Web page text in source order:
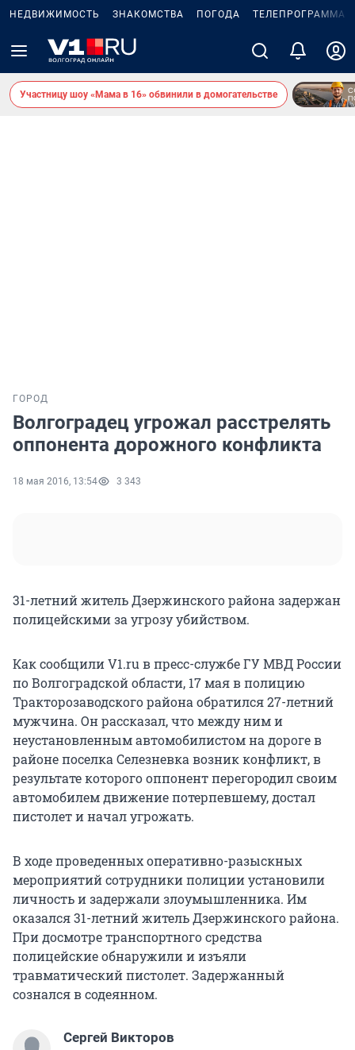
НЕДВИЖИМОСТЬ ЗНАКОМСТВА ПОГОДА ТЕЛЕПРОГРАММА
Участницу шоу «Мама в 16» обвинили в домогательстве
ГОРОД
Волгоградец угрожал расстрелять
оппонента дорожного конфликта
18 мая 2016, 13:54 3 343
31-летний житель Дзержинского района задержан
полицейскими за угрозу убийством.
Как сообщили V1.ru в пресс-службе ГУ МВД России
по Волгоградской области, 17 мая в полицию
Тракторозаводского района обратился 27-летний
мужчина. Он рассказал, что между ним и
неустановленным автомобилистом на дороге в
районе поселка Селезневка возник конфликт, в
результате которого оппонент перегородил своим
автомобилем движение потерпевшему, достал
пистолет и начал угрожать.
В ходе проведенных оперативно-разыскных
мероприятий сотрудники полиции установили
личность и задержали злоумышленника. Им
оказался 31-летний житель Дзержинского района.
При досмотре транспортного средства
полицейские обнаружили и изъяли
травматический пистолет. Задержанный
сознался в содеянном.
Сергей Викторов